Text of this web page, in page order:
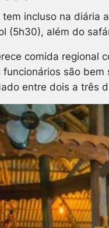
incluso na diária
(5h30), além do
comida regional
são
entre dois a três